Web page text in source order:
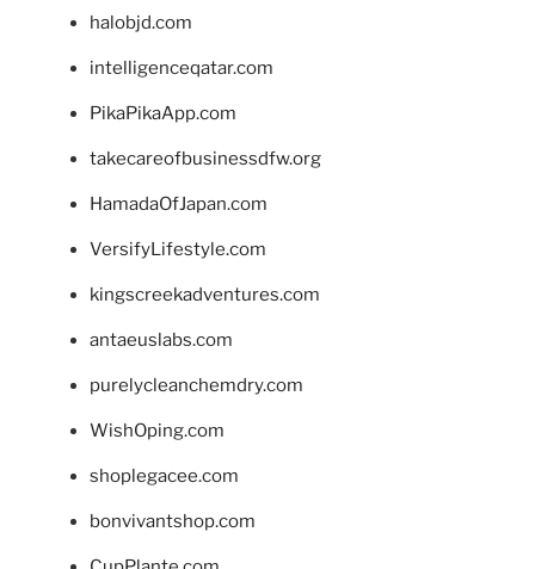
halobjd.com
intelligenceqatar.com
PikaPikaApp.com
takecareofbusinessdfw.org
HamadaOfJapan.com
VersifyLifestyle.com
kingscreekadventures.com
antaeuslabs.com
purelycleanchemdry.com
WishOping.com
shoplegacee.com
bonvivantshop.com